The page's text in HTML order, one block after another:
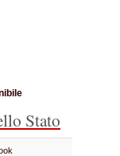
Stato